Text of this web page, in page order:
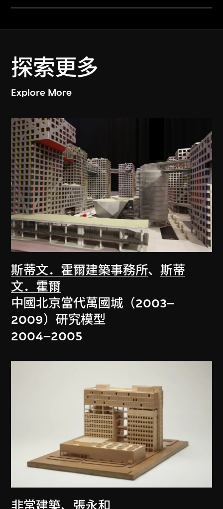
探索更多
Explore More
斯蒂文．霍爾建築事務所、斯蒂
文．霍爾
中國北京當代萬國城（2003–
2009）研究模型
2004–2005